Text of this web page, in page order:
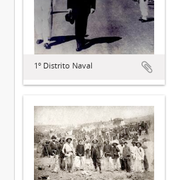
1º Distrito Naval